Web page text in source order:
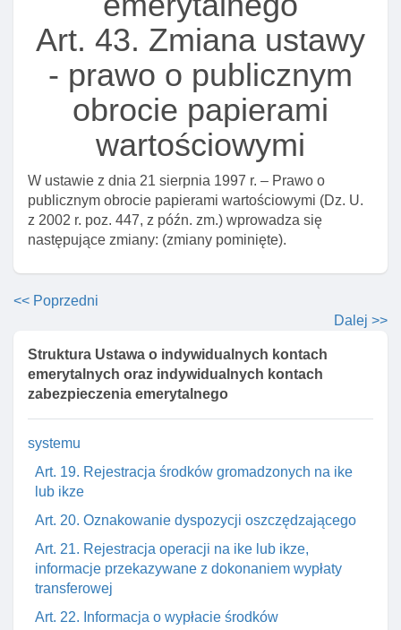
Art. 43. Zmiana ustawy
- prawo o publicznym
obrocie papierami
wartościowymi
W ustawie z dnia 21 sierpnia 1997 r. – Prawo o
publicznym obrocie papierami wartościowymi (Dz. U.
z 2002 r. poz. 447, z późn. zm.) wprowadza się
następujące zmiany: (zmiany pominięte).
<< Poprzedni
Dalej >>
Struktura Ustawa o indywidualnych kontach
emerytalnych oraz indywidualnych kontach
zabezpieczenia emerytalnego
prowadzenie ike lub ikze
Art. 13. Zasady dokonywania wpłat na ike
Art. 13a. Roczny limit wpłat na ikze
Art. 14. Obowiązek powiadomienia oszczędzającego
o zmianie sytuacji prawnej podmiotu prowadzącego
Art. 15. Zakaz obciążania zastawem środków
zgromadzonych na ike lub ikze
Art. 16. Nadzór nad prowadzeniem ike lub ikze
Art. 17. Informacje o prowadzonych ike lub ikze I
do pfr portal danych I informacji w celu udostępnienia
Art. 18. Uprawnienie do używania określenia
"indywidualne konto emerytalne" oraz skrótu "ike" lub
'ikze"
Rozdział 2. Oznakowanie ike lub ikze I kontrola
systemu
Art. 19. Rejestracja środków gromadzonych na ike
lub ikze
Art. 20. Oznakowanie dyspozycji oszczędzającego
Art. 21. Rejestracja operacji na ike lub ikze,
informacje przekazywane z dokonaniem wypłaty
transferowej
Art. 22. Informacja o wypłacie środków